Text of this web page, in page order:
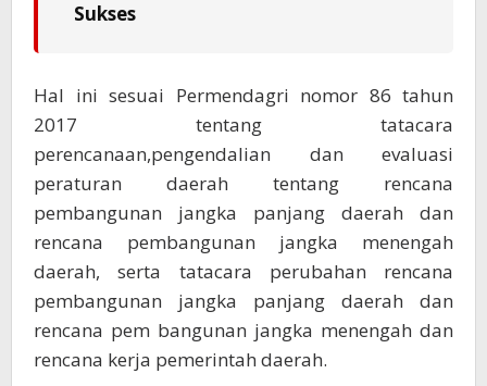
Sukses
Hal ini sesuai Permendagri nomor 86 tahun
2017 tentang tatacara
perencanaan,pengendalian dan evaluasi
peraturan daerah tentang rencana
pembangunan jangka panjang daerah dan
rencana pembangunan jangka menengah
daerah, serta tatacara perubahan rencana
pembangunan jangka panjang daerah dan
rencana pem bangunan jangka menengah dan
rencana kerja pemerintah daerah.